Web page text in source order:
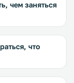
чем заняться
что